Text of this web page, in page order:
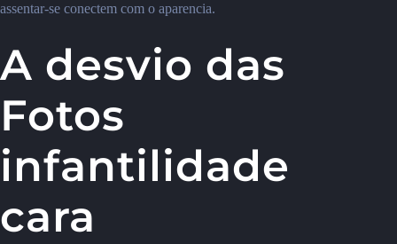
assentar-se conectem com o aparencia.
A desvio das
Fotos
infantilidade
cara